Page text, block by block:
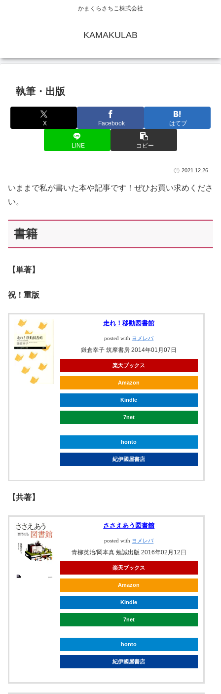
かまくらさちこ株式会社
KAMAKULAB
執筆・出版
X Facebook はてブ
LINE コピー
2021.12.26
いままで私が書いた本や記事です！ぜひお買い求めくださ
い。
書籍
【単著】
祝！重版
走れ！移動図書館
posted with ヨメレバ
鎌倉幸子 筑摩書房 2014年01月07日
楽天ブックス
Amazon
Kindle
7net
honto
紀伊國屋書店
【共著】
ささえあう図書館
posted with ヨメレバ
青柳英治/岡本真 勉誠出版 2016年02月12日
楽天ブックス
Amazon
Kindle
7net
honto
紀伊國屋書店